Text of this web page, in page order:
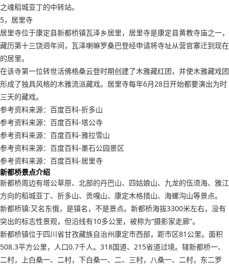
之魂稻城亚丁的中转站。
5，居里寺
居里寺位于康定县新都桥镇瓦泽乡居里，居里寺是康定县黄教寺庙之一，
藏历第十三饶迥年间，瓦泽喇嘛罗桑巴登经申请将寺址从营官寨迁到现在
的居里。
在该寺第一位转世活佛格桑云登时期创建了木雅藏红团，并使木雅藏戏团
形成了独具风格的木雅流派藏戏。居里寺每年6月28日开始都要演出为时
三天的藏戏。
参考资料来源：百度百科-折多山
参考资料来源：百度百科-塔公寺
参考资料来源：百度百科-雅拉雪山
参考资料来源：百度百科-墨石公园景区
参考资料来源：百度百科-居里寺
新都桥景点介绍
新都桥周边有塔公草原、北部的丹巴山、四姑娘山、九龙的伍须海、雅江
方向的稻城亚丁、折多山、贡嘎山、康定木格措山、海螺沟山等景点。
新都桥镇:又名东俄，是镇名，不是景点。新都桥海拔3300米左右，没有
突出的标志性景观，但沿线有10多公里，被称为“摄影家走廊”。
新都桥镇位于四川省甘孜藏族自治州康定市西部，距市区81公里。面积
508.3平方公里，人口0.7千人。318国道、215省道过境。辖新都桥一、
二村，上白桑一、二村，下白桑一、二、三村，八桑一、二村，东二罗